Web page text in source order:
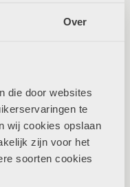
Over
die door websites
te
wij cookies opslaan
zijn voor het
soorten cookies